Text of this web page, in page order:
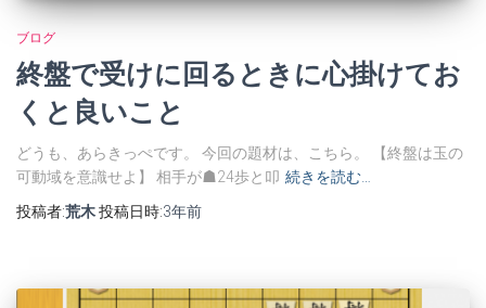
ブログ
終盤で受けに回るときに心掛けてお
くと良いこと
どうも、あらきっぺです。 今回の題材は、こちら。 【終盤は玉の
可動域を意識せよ】 相手が☗24歩と叩 続きを読む…
投稿者:荒木投稿日時:3年前